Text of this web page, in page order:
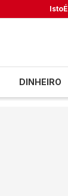
IstoÉ
DINHEIRO